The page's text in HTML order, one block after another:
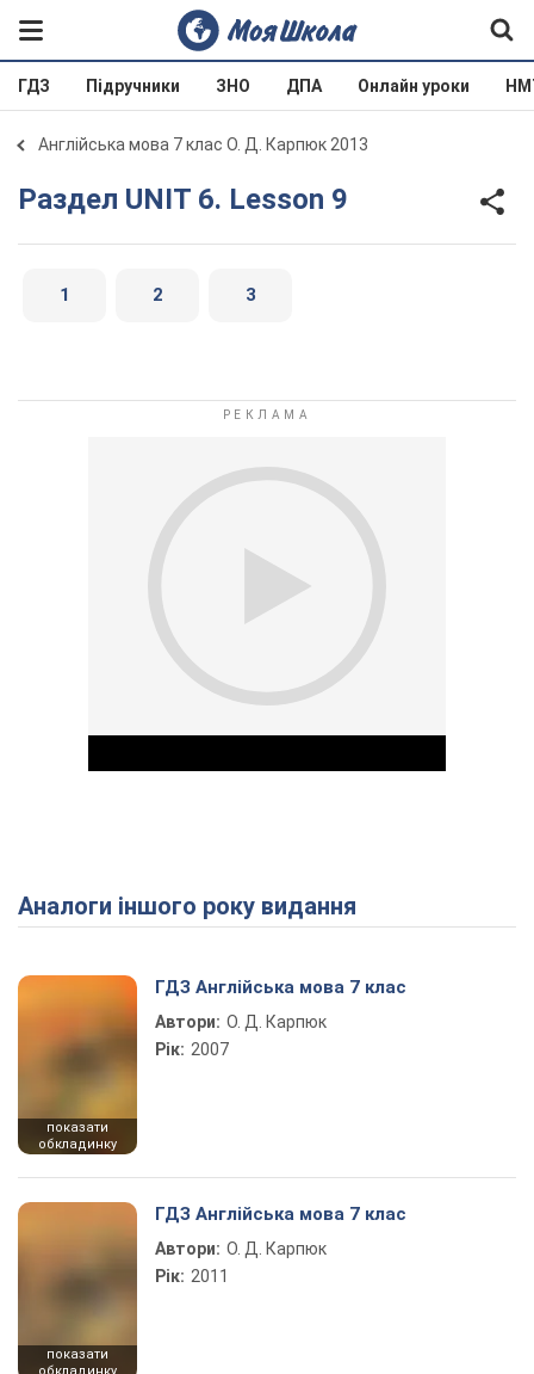
ГДЗ Підручники ЗНО ДПА Онлайн уроки
Англійська мова 7 клас О. Д. Карпюк 2013
Раздел UNIT 6. Lesson 9
1 2 3
Play Video
Аналоги іншого року видання
показати
обкладинку
ГДЗ Англійська мова 7 клас
Автори: О. Д. Карпюк
Рік: 2007
показати
ГДЗ Англійська мова 7 клас
Автори: О. Д. Карпюк
Рік: 2011